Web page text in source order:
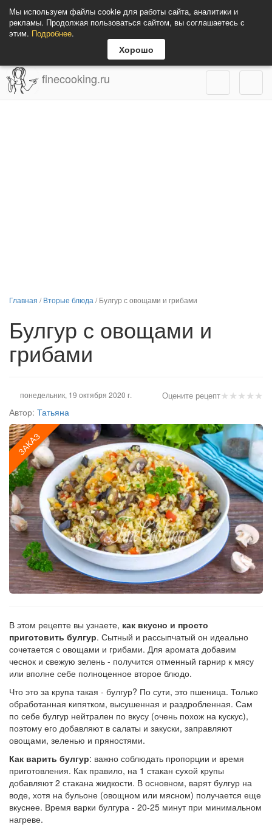
Мы используем файлы cookie для работы сайта, аналитики и
рекламы. Продолжая пользоваться сайтом, вы соглашаетесь с
этим. Подробнее.
Хорошо
finecooking.ru
Главная /Вторые блюда /Булгур с овощами и грибами
Булгур с овощами и
грибами
★★★★★
Оцените рецепт
понедельник, 19 октября 2020 г.
Автор: Татьяна
ЗАКАЗ
заказу
В этом рецепте вы узнаете, как вкусно и просто
приготовить булгур. Сытный и рассыпчатый он идеально
сочетается с овощами и грибами. Для аромата добавим
чеснок и свежую зелень - получится отменный гарнир к мясу
или вполне себе полноценное второе блюдо.
Что это за крупа такая - булгур? По сути, это пшеница. Только
обработанная кипятком, высушенная и раздробленная. Сам
по себе булгур нейтрален по вкусу (очень похож на кускус),
поэтому его добавляют в салаты и закуски, заправляют
овощами, зеленью и пряностями.
Как варить булгур: важно соблюдать пропорции и время
приготовления. Как правило, на 1 стакан сухой крупы
добавляют 2 стакана жидкости. В основном, варят булгур на
воде, хотя на бульоне (овощном или мясном) получается еще
вкуснее. Время варки булгура - 20-25 минут при минимальном
нагреве.